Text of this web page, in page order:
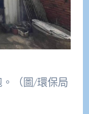
（圖/環保局